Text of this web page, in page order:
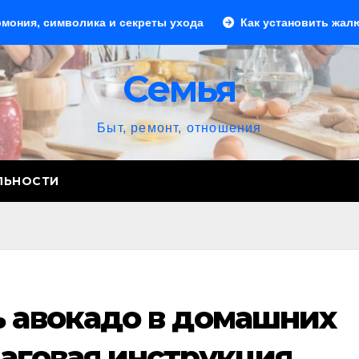
и секреты ухода Как установить жалюзи:
Семья
Быт, ремонт, отношения
авокадо в домашних